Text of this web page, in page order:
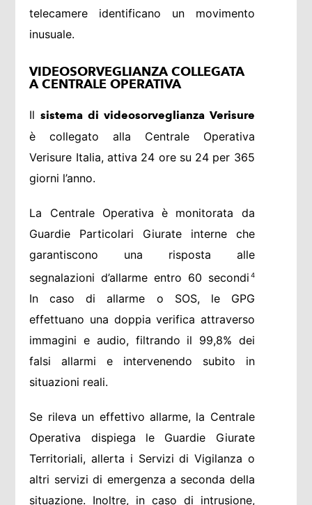
telecamere identificano un movimento
inusuale.
VIDEOSORVEGLIANZA COLLEGATA
A CENTRALE OPERATIVA
Ilsistema di videosorveglianza Verisure
è collegato alla Centrale Operativa
Verisure Italia, attiva 24 ore su 24 per 365
giorni l’anno.
La Centrale Operativa è monitorata da
Guardie Particolari Giurate interne che
garantiscono una risposta alle
segnalazioni d’allarme entro 60 secondi 4
In caso di allarme o SOS, le GPG
effettuano una doppia verifica attraverso
immagini e audio, filtrando il 99,8% dei
falsi allarmi e intervenendo subito in
situazioni reali.
Se rileva un effettivo allarme, la Centrale
Operativa dispiega le Guardie Giurate
Territoriali, allerta i Servizi di Vigilanza o
altri servizi di emergenza a seconda della
situazione. Inoltre, in caso di intrusione,